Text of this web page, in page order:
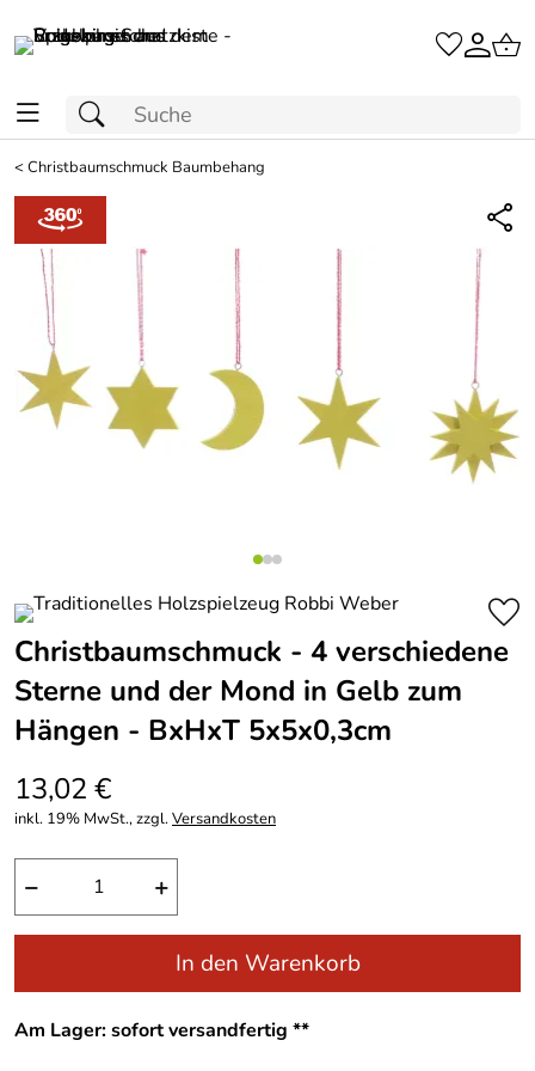
<Christbaumschmuck Baumbehang
Christbaumschmuck - 4 verschiedene
Sterne und der Mond in Gelb zum
Hängen - BxHxT 5x5x0,3cm
13,02 €
inkl. 19% MwSt., zzgl.Versandkosten
− +
In den Warenkorb
Am Lager: sofort versandfertig **